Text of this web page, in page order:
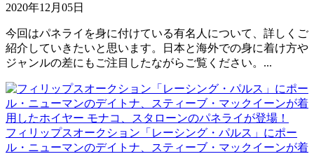
2020年12月05日
今回はパネライを身に付けている有名人について、詳しくご
紹介していきたいと思います。日本と海外での身に着け方や
ジャンルの差にもご注目したながらご覧ください。...
フィリップスオークション「レーシング・パルス」にポー
ル・ニューマンのデイトナ、スティーブ・マックイーンが着